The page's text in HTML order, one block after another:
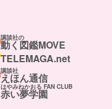
講談社の
動く図鑑MOVE
TELEMAGA.net
講談社
えほん通信
はやみねかおる FAN CLUB
赤い夢学園